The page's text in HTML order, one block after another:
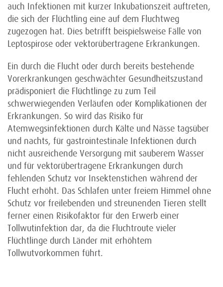
auch Infektionen mit kurzer Inkubationszeit auftreten,
die sich der Flüchtling eine auf dem Fluchtweg
zugezogen hat. Dies betrifft beispielsweise Fälle von
Leptospirose oder vektorübertragene Erkrankungen.
Ein durch die Flucht oder durch bereits bestehende
Vorerkrankungen geschwächter Gesundheits­zustand
prädisponiert die Flüchtlinge zu zum Teil
schwerwiegenden Verläufen oder Komplikationen der
Erkrankungen. So wird das Risiko für
Atemwegsinfektionen durch Kälte und Nässe tagsüber
und nachts, für gastrointestinale Infektionen durch
nicht ausreichende Versorgung mit sauberem Wasser
und für vektorübertragene Erkrankungen durch
fehlenden Schutz vor Insekten­stichen während der
Flucht erhöht. Das Schlafen unter freiem Himmel ohne
Schutz vor freilebenden und streunenden Tieren stellt
ferner einen Risikofaktor für den Erwerb einer
Tollwutinfektion dar, da die Fluchtroute vieler
Flüchtlinge durch Länder mit erhöhtem
Tollwutvorkommen führt.